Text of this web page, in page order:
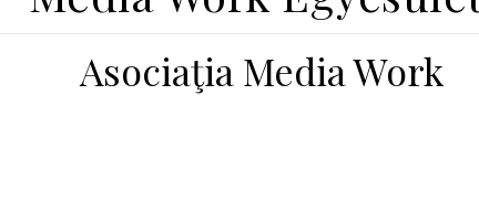
Asociaţia Media Work